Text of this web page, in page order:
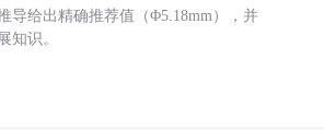
导给出精确推荐值（Φ5.18mm），并
知识。